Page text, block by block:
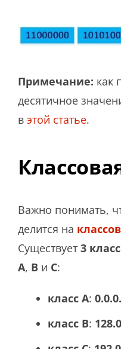
Примечание: как
десятичное
в этой статье.
Важно понимать,
делится на
Существует 3
A, B и C:
класс A:
класс B: